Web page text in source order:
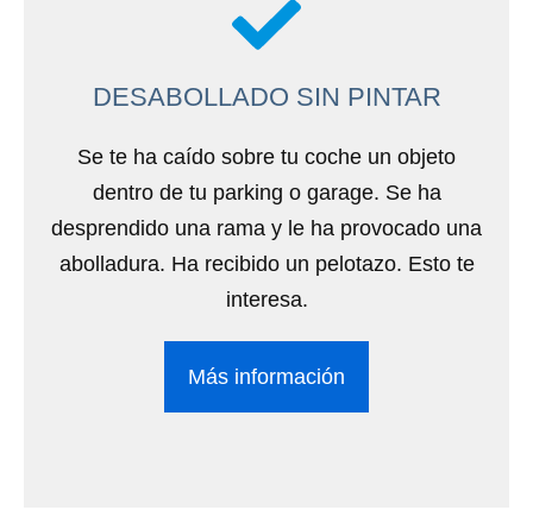
DESABOLLADO SIN PINTAR
Se te ha caído sobre tu coche un objeto
dentro de tu parking o garage. Se ha
desprendido una rama y le ha provocado una
abolladura. Ha recibido un pelotazo. Esto te
interesa.
Más información